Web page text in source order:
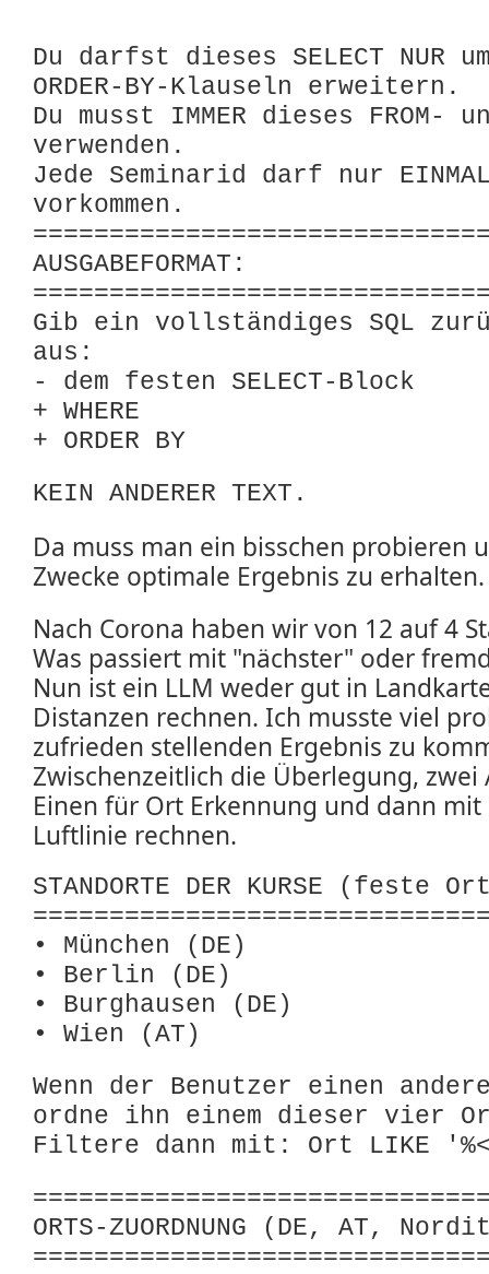
Du darfst dieses SELECT NUR um
ORDER-BY-Klauseln erweitern.
Du musst IMMER dieses FROM-
verwenden.
Jede Seminarid darf nur
vorkommen.
AUSGABEFORMAT:
Gib ein vollständiges SQL
aus:
- dem festen SELECT-Block
+ WHERE
+ ORDER BY
KEIN ANDERER TEXT.
Da muss man ein bisschen probieren
Zwecke optimale Ergebnis zu erhalten.
Nach Corona haben wir von 12 auf 4
Was passiert mit "nächster" oder
Nun ist ein LLM weder gut in
Distanzen rechnen. Ich musste viel
zufrieden stellenden Ergebnis zu
Zwischenzeitlich die Überlegung, zwei
Einen für Ort Erkennung und dann
Luftlinie rechnen.
STANDORTE DER KURSE (feste
• München (DE)
• Berlin (DE)
• Burghausen (DE)
• Wien (AT)
Wenn der Benutzer einen
ordne ihn einem dieser vier
Filtere dann mit: Ort LIKE
ORTS-ZUORDNUNG (DE, AT,